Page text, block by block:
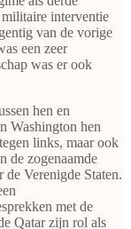
militaire interventie
van de vorige
een zeer
was er ook
hen en
Washington hen
links, maar ook
de zogenaamde
Verenigde Staten.
met de
Qatar zijn rol als